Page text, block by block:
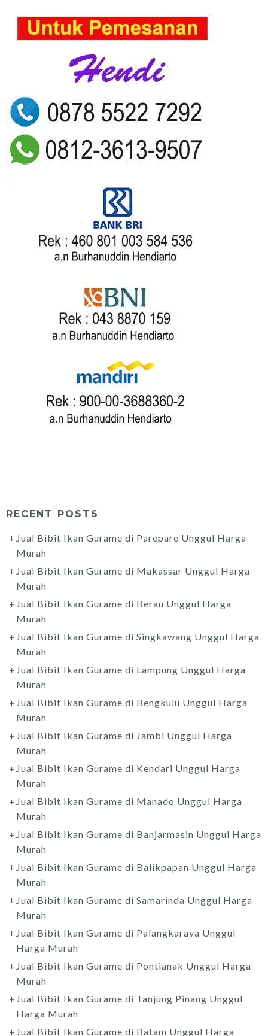
RECENT POSTS
Jual Bibit Ikan Gurame di Parepare Unggul Harga
Murah
Jual Bibit Ikan Gurame di Makassar Unggul Harga
Murah
Jual Bibit Ikan Gurame di Berau Unggul Harga
Murah
Jual Bibit Ikan Gurame di Singkawang Unggul Harga
Murah
Jual Bibit Ikan Gurame di Lampung Unggul Harga
Murah
Jual Bibit Ikan Gurame di Bengkulu Unggul Harga
Murah
Jual Bibit Ikan Gurame di Jambi Unggul Harga
Murah
Jual Bibit Ikan Gurame di Kendari Unggul Harga
Murah
Jual Bibit Ikan Gurame di Manado Unggul Harga
Murah
Jual Bibit Ikan Gurame di Banjarmasin Unggul Harga
Murah
Jual Bibit Ikan Gurame di Balikpapan Unggul Harga
Murah
Jual Bibit Ikan Gurame di Samarinda Unggul Harga
Murah
Jual Bibit Ikan Gurame di Palangkaraya Unggul
Harga Murah
Jual Bibit Ikan Gurame di Pontianak Unggul Harga
Murah
Jual Bibit Ikan Gurame di Tanjung Pinang Unggul
Harga Murah
Jual Bibit Ikan Gurame di Batam Unggul Harga